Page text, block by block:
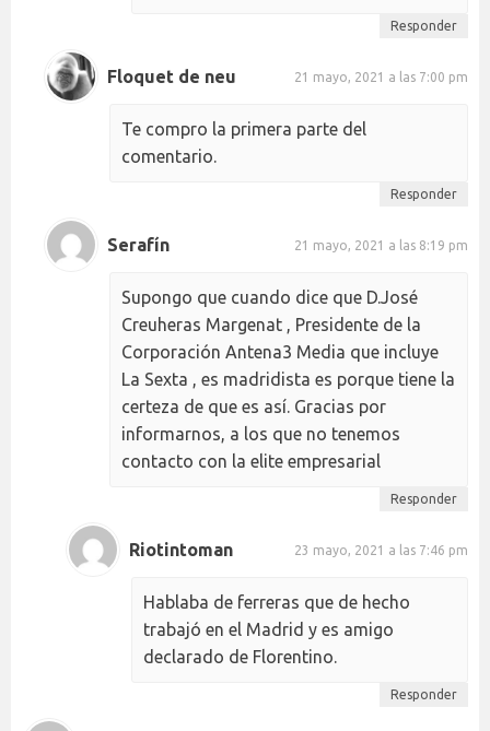
Responder
Floquet de neu 21 mayo, 2021 a las 7:00 pm
Te compro la primera parte del
comentario.
Responder
Serafín 21 mayo, 2021 a las 8:19 pm
Supongo que cuando dice que D.José
Creuheras Margenat , Presidente de la
Corporación Antena3 Media que incluye
La Sexta , es madridista es porque tiene la
certeza de que es así. Gracias por
informarnos, a los que no tenemos
contacto con la elite empresarial
Responder
Riotintoman 23 mayo, 2021 a las 7:46 pm
Hablaba de ferreras que de hecho
trabajó en el Madrid y es amigo
declarado de Florentino.
Responder